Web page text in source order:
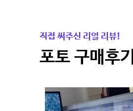
직접 써주신 리얼 리뷰!
포토 구매후기